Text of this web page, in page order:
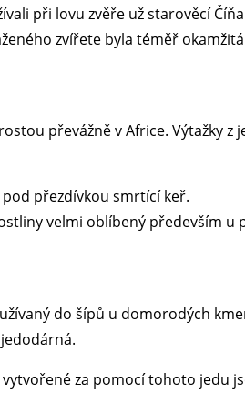
při lovu zvěře už starověcí
zvířete byla téměř
převážně v Africe. Výtažky
přezdívkou smrtící keř.
velmi oblíbený především
do šípů u domorodých
za pomocí tohoto jedu